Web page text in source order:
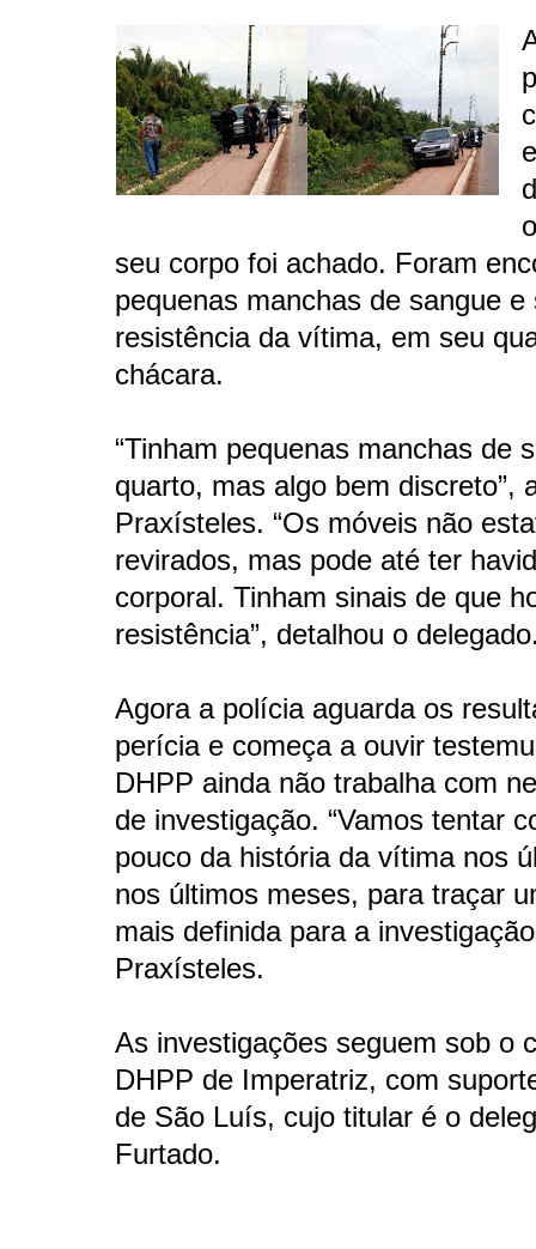
seu corpo foi achado. Foram
pequenas manchas de sangue e
resistência da vítima, em seu
chácara.
“Tinham pequenas manchas de
quarto, mas algo bem discreto”,
Praxísteles. “Os móveis não
revirados, mas pode até ter
corporal. Tinham sinais de que
resistência”, detalhou o
Agora a polícia aguarda os
perícia e começa a ouvir
DHPP ainda não trabalha com
de investigação. “Vamos tentar
pouco da história da vítima nos
nos últimos meses, para traçar
mais definida para a
Praxísteles.
As investigações seguem sob o
DHPP de Imperatriz, com
de São Luís, cujo titular é o
Furtado.